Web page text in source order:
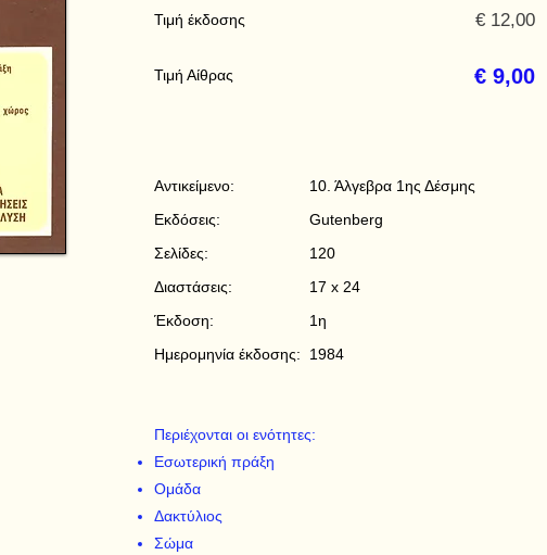
Τιμή έκδοσης
Τιμή Αίθρας
€ 12,00
€ 9,00
Αντικείμενο:
10. Άλγεβρα 1ης Δέσμης
Εκδόσεις:
Gutenberg
Σελίδες:
120
Διαστάσεις:
17 x 24
Έκδοση:
1η
Ημερομηνία έκδοσης:
1984
Περιέχονται οι ενότητες:
Εσωτερική πράξη
Ομάδα
Δακτύλιος
Σώμα